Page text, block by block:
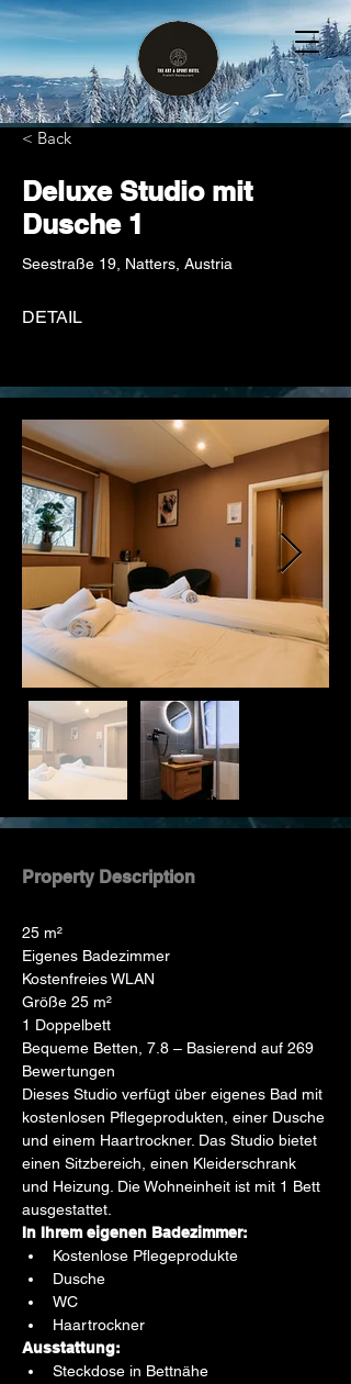
< Back
Deluxe Studio mit
Dusche 1
Seestraße 19, Natters, Austria
DETAIL
Property Description
25 m²
Eigenes Badezimmer
Kostenfreies WLAN
Größe 25 m²
1 Doppelbett
Bequeme Betten, 7.8 – Basierend auf 269
Bewertungen
Dieses Studio verfügt über eigenes Bad mit
kostenlosen Pflegeprodukten, einer Dusche
und einem Haartrockner. Das Studio bietet
einen Sitzbereich, einen Kleiderschrank
und Heizung. Die Wohneinheit ist mit 1 Bett
ausgestattet.
In Ihrem eigenen Badezimmer:
Kostenlose Pflegeprodukte
Dusche
WC
Haartrockner
Ausstattung:
Steckdose in Bettnähe